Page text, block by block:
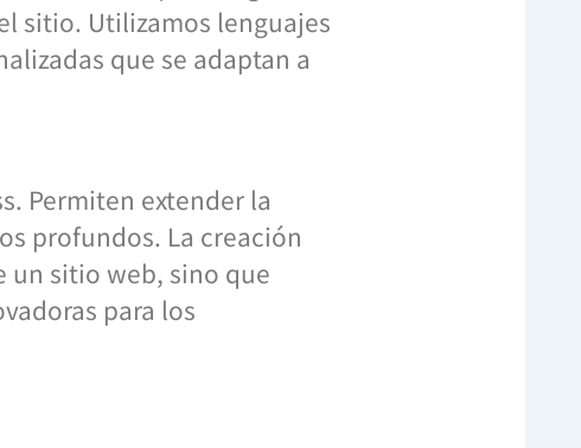
sitio. Utilizamos lenguajes
que se adaptan a
Permiten extender la
profundos. La creación
un sitio web, sino que
para los